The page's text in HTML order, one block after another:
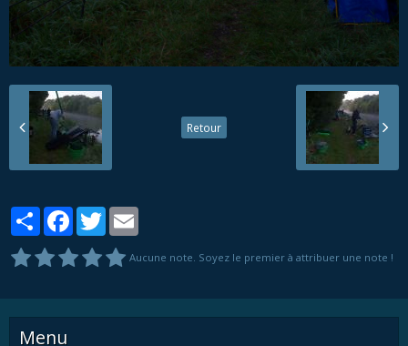
Retour
PartagerFacebook
Twitter
Aucune note. Soyez le premier à attribuer une note !
Menu